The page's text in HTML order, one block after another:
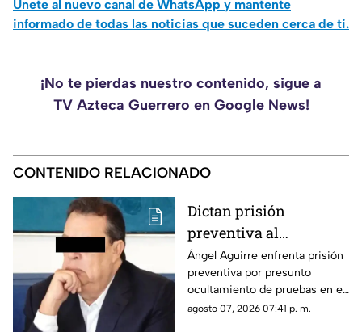
Únete al nuevo canal de WhatsApp y mantente
informado de todas las noticias que suceden cerca de ti.
¡No te pierdas nuestro contenido, sigue a
TV Azteca Guerrero en Google News!
CONTENIDO RELACIONADO
Dictan prisión
preventiva al
exgobernador Ángel
Aguirre por presunto
ocultamiento de
pruebas en el caso
Ángel Aguirre enfrenta prisión
preventiva por presunto
ocultamiento de pruebas en el
caso de los 43 normalistas de
agosto 07, 2026 07:41 p. m.